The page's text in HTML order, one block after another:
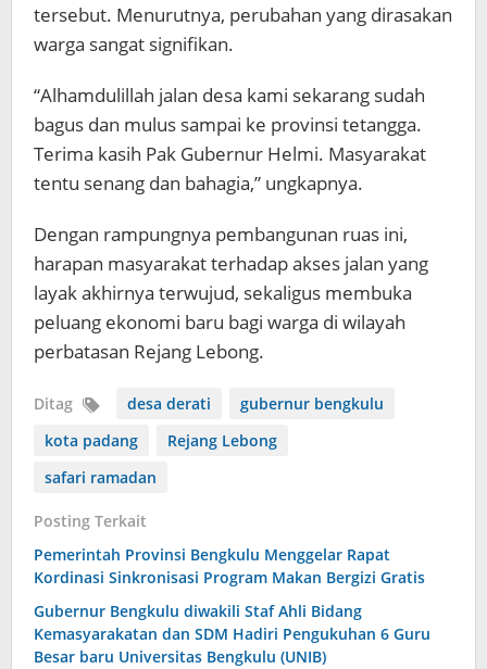
tersebut. Menurutnya, perubahan yang dirasakan
warga sangat signifikan.
“Alhamdulillah jalan desa kami sekarang sudah
bagus dan mulus sampai ke provinsi tetangga.
Terima kasih Pak Gubernur Helmi. Masyarakat
tentu senang dan bahagia,” ungkapnya.
Dengan rampungnya pembangunan ruas ini,
harapan masyarakat terhadap akses jalan yang
layak akhirnya terwujud, sekaligus membuka
peluang ekonomi baru bagi warga di wilayah
perbatasan Rejang Lebong.
Ditag desa derati
gubernur bengkulu
kota padang
Rejang Lebong
safari ramadan
Posting Terkait
Pemerintah Provinsi Bengkulu Menggelar Rapat
Kordinasi Sinkronisasi Program Makan Bergizi Gratis
Gubernur Bengkulu diwakili Staf Ahli Bidang
Kemasyarakatan dan SDM Hadiri Pengukuhan 6 Guru
Besar baru Universitas Bengkulu (UNIB)